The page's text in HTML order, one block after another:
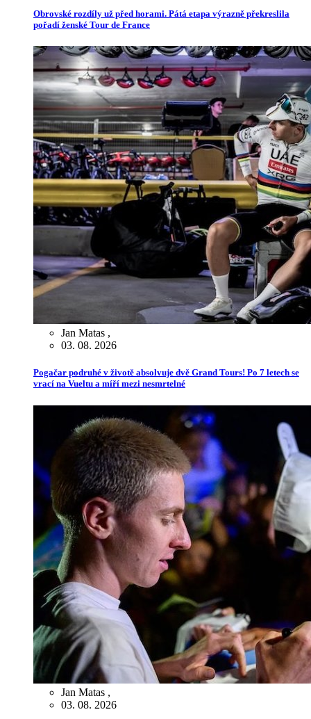
Obrovské rozdíly už před horami. Pátá etapa výrazně překreslila
pořadí ženské Tour de France
Jan Matas ,
03. 08. 2026
Pogačar podruhé v životě absolvuje dvě Grand Tours! Po 7 letech se
vrací na Vueltu a míří mezi nesmrtelné
Jan Matas ,
03. 08. 2026